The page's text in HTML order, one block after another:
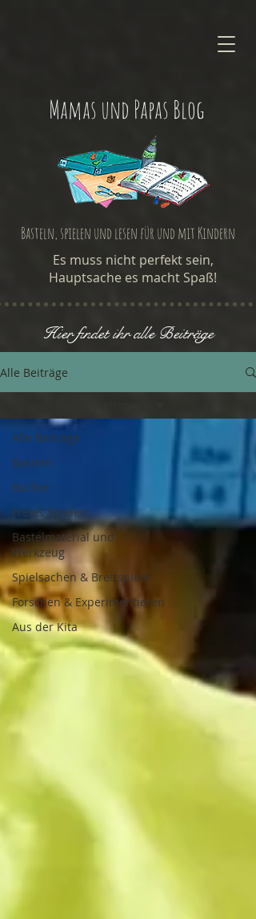
Mamas und Papas Blog
Es muss nicht perfekt sein,
Hauptsache es macht Spaß!
Basteln, spielen und lesen für und mit Kindern
Hier findet ihr alle Beiträge
Alle Beiträge
Alle Beiträge
Basteln
Bücher
Freies Spielen
Bastelmaterial und
Werkzeug
Spielsachen & Brettspiele
Forschen & Experimentieren
Aus der Kita